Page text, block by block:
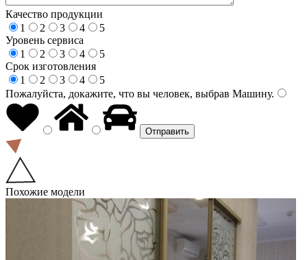
Качество продукции
1
2 3 4
5
Уровень сервиса
1
2 3 4
5
Срок изготовления
1
2 3 4
5
Пожалуйста, докажите, что вы человек, выбрав Машину.
Похожие модели